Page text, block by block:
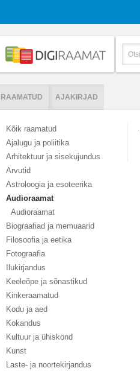
RAAMATUD AJAKIRJAD
Kõik raamatud
Ajalugu ja poliitika
Arhitektuur ja sisekujundus
Arvutid
Astroloogia ja esoteerika
Audioraamat
Audioraamat
Biograafiad ja memuaarid
Filosoofia ja eetika
Fotograafia
Ilukirjandus
Keeleõpe ja sõnastikud
Kinkeraamatud
Kodu ja aed
Kokandus
Kultuur ja ühiskond
Kunst
Laste- ja noortekirjandus